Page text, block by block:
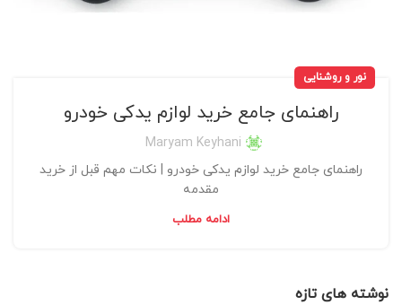
نور و روشنایی
راهنمای جامع خرید لوازم یدکی خودرو
Maryam Keyhani
راهنمای جامع خرید لوازم یدکی خودرو | نکات مهم قبل از خرید
مقدمه
ادامه مطلب
نوشته های تازه